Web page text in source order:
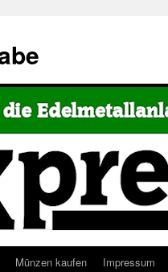
Münzen kaufen Impressum